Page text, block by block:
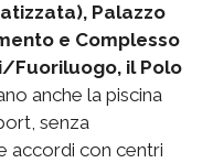
Palazzo
e Complesso
Fuoriluogo, il Polo
anche la piscina
senza
accordi con centri